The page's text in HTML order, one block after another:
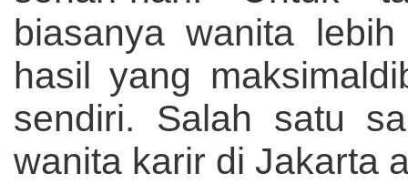
biasanya wanita
hasil yang
sendiri. Salah satu
wanita karir di Jakarta